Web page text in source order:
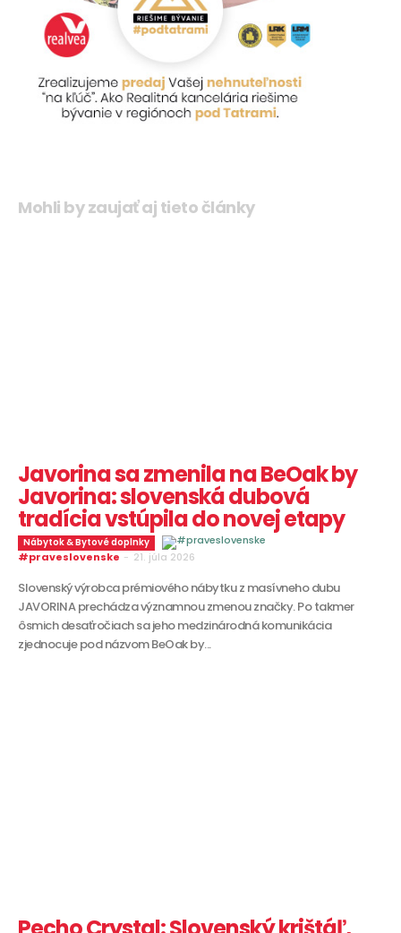
Mohli by zaujať aj tieto články
Javorina sa zmenila na BeOak by
Javorina: slovenská dubová
tradícia vstúpila do novej etapy
Nábytok & Bytové doplnky
#praveslovenske - 21. júla 2026
Slovenský výrobca prémiového nábytku z masívneho dubu
JAVORINA prechádza významnou zmenou značky. Po takmer
ôsmich desaťročiach sa jeho medzinárodná komunikácia
zjednocuje pod názvom BeOak by...